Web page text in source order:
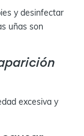
y desinfectar
uñas son
excesiva y